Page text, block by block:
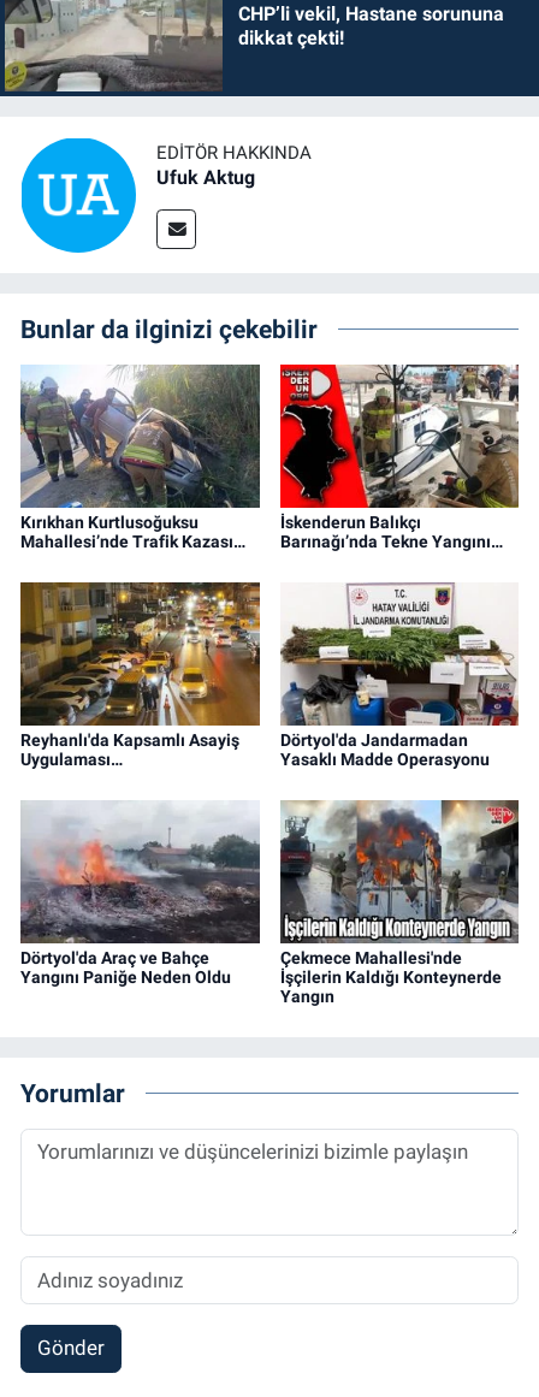
CHP’li vekil, Hastane sorununa
dikkat çekti!
EDITÖR HAKKINDA
Ufuk Aktug
Bunlar da ilginizi çekebilir
Kırıkhan Kurtlusoğuksu
Mahallesi’nde Trafik Kazası…
İskenderun Balıkçı
Barınağı’nda Tekne Yangını…
Reyhanlı'da Kapsamlı Asayiş
Uygulaması…
Dörtyol'da Jandarmadan
Yasaklı Madde Operasyonu
Dörtyol'da Araç ve Bahçe
Yangını Paniğe Neden Oldu
Çekmece Mahallesi'nde
İşçilerin Kaldığı Konteynerde
Yangın
Yorumlar
Gönder